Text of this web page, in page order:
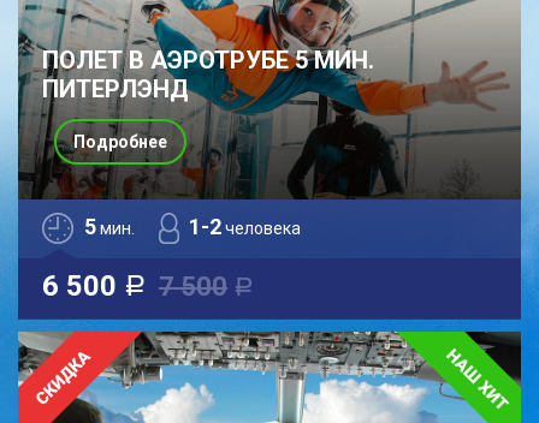
ПОЛЕТ В АЭРОТРУБЕ 5 МИН.
ПИТЕРЛЭНД
5мин. 1-2человека
6 500 a 7 500 a
Подробнее